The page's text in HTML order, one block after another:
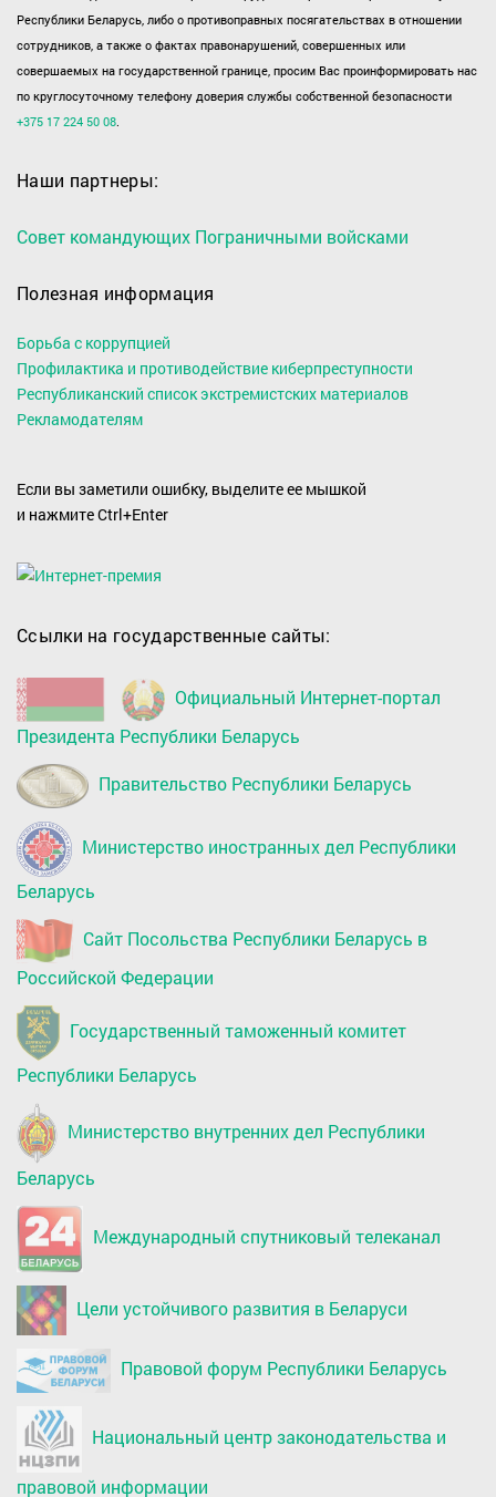
Республики Беларусь, либо о противоправных посягательствах в отношении
сотрудников, а также о фактах правонарушений, совершенных или
совершаемых на государственной границе, просим Вас проинформировать нас
по круглосуточному телефону доверия службы собственной безопасности
+375 17 224 50 08.
Наши партнеры:
Совет командующих Пограничными войсками
Полезная информация
Борьба с коррупцией
Профилактика и противодействие киберпреступности
Республиканский список экстремистских материалов
Рекламодателям
Если вы заметили ошибку, выделите ее мышкой
и нажмите Ctrl+Enter
Ссылки на государственные сайты:
Официальный Интернет-портал
Президента Республики Беларусь
Правительство Республики Беларусь
Министерство иностранных дел Республики
Беларусь
Сайт Посольства Республики Беларусь в
Российской Федерации
Государственный таможенный комитет
Республики Беларусь
Министерство внутренних дел Республики
Беларусь
Международный спутниковый телеканал
Цели устойчивого развития в Беларуси
Правовой форум Республики Беларусь
Национальный центр законодательства и
правовой информации